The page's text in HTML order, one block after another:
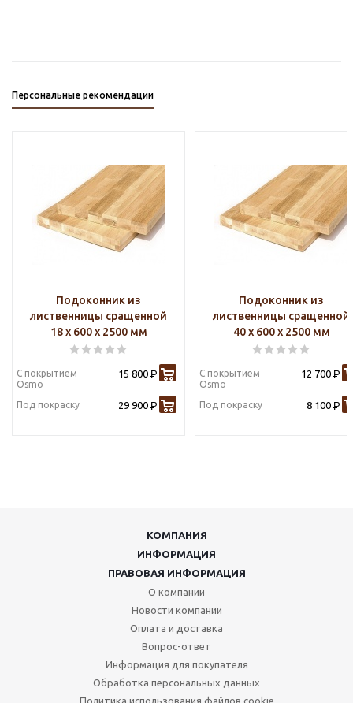
Персональные рекомендации
Подоконник из
лиственницы сращенной
18 х 600 х 2500 мм
С покрытием
Osmo
15 800 Р
Под покраску 29 900 Р
Подоконник из
лиственницы сращенной
40 х 600 х 2500 мм
С покрытием
Osmo
12 700 Р
Под покраску 8 100 Р
КОМПАНИЯ
ИНФОРМАЦИЯ
ПРАВОВАЯ ИНФОРМАЦИЯ
О компании
Новости компании
Оплата и доставка
Вопрос-ответ
Информация для покупателя
Обработка персональных данных
Политика использования файлов cookie